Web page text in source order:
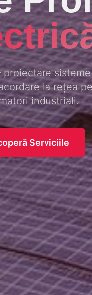
la rețea
industriali.
Serviciile